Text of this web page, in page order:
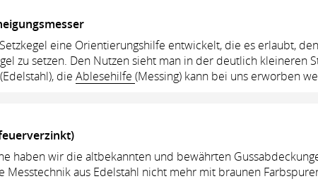
eine Orientierungshilfe entwickelt, die es erlaubt,
zu setzen. Den Nutzen sieht man in der deutlich kleineren
(Edelstahl), die Ablesehilfe (Messing) kann bei uns erworben
haben wir die altbekannten und bewährten
Messtechnik aus Edelstahl nicht mehr mit braunen